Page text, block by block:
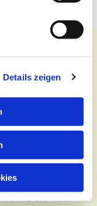
Details zeigen